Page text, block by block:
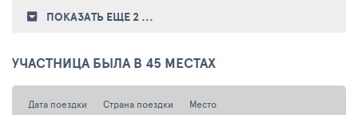
ПОКАЗАТЬ ЕЩЕ 2 ...
УЧАСТНИЦА БЫЛА В 45 МЕСТАХ
Дата поездки Страна поездки Место